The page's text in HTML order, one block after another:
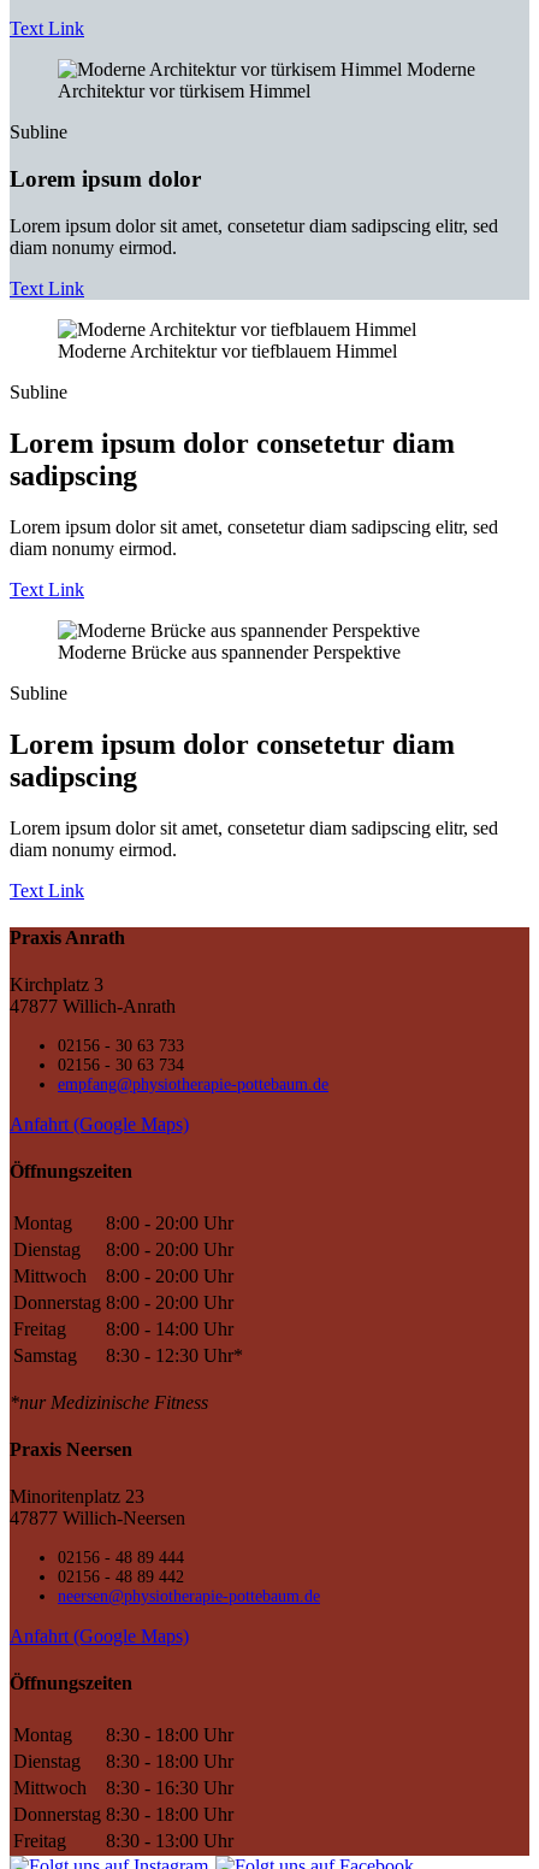
Text Link
Moderne
Architektur vor türkisem Himmel
Subline
Lorem ipsum dolor
Lorem ipsum dolor sit amet, consetetur diam sadipscing elitr, sed
diam nonumy eirmod.
Text Link
Moderne Architektur vor tiefblauem Himmel
Subline
Lorem ipsum dolor consetetur diam
sadipscing
Lorem ipsum dolor sit amet, consetetur diam sadipscing elitr, sed
diam nonumy eirmod.
Text Link
Moderne Brücke aus spannender Perspektive
Subline
Lorem ipsum dolor consetetur diam
sadipscing
Lorem ipsum dolor sit amet, consetetur diam sadipscing elitr, sed
diam nonumy eirmod.
Text Link
Praxis Anrath
Kirchplatz 3
47877 Willich-Anrath
02156 - 30 63 733
02156 - 30 63 734
empfang@physiotherapie-pottebaum.de
Anfahrt (Google Maps)
Öffnungszeiten
Montag
8:00 - 20:00 Uhr
Dienstag
8:00 - 20:00 Uhr
Mittwoch
8:00 - 20:00 Uhr
Donnerstag 8:00 - 20:00 Uhr
Freitag
8:00 - 14:00 Uhr
Samstag
8:30 - 12:30 Uhr*
*nur Medizinische Fitness
Praxis Neersen
Minoritenplatz 23
47877 Willich-Neersen
02156 - 48 89 444
02156 - 48 89 442
neersen@physiotherapie-pottebaum.de
Anfahrt (Google Maps)
Öffnungszeiten
Montag
8:30 - 18:00 Uhr
Dienstag
8:30 - 18:00 Uhr
Mittwoch
8:30 - 16:30 Uhr
Donnerstag 8:30 - 18:00 Uhr
Freitag
8:30 - 13:00 Uhr